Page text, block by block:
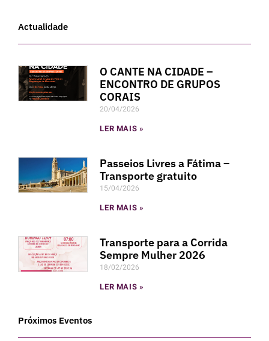
Actualidade
O CANTE NA CIDADE –
ENCONTRO DE GRUPOS
CORAIS
20/04/2026
LER MAIS »
Passeios Livres a Fátima –
Transporte gratuito
15/04/2026
LER MAIS »
Transporte para a Corrida
Sempre Mulher 2026
18/02/2026
LER MAIS »
Próximos Eventos